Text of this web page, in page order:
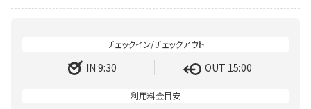
IN 9:30 OUT 15:00